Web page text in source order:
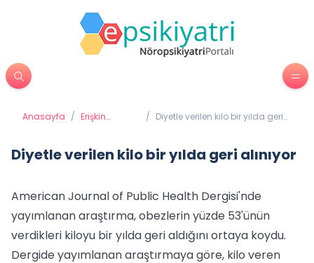
Anasayfa / Erişkin
/ Diyetle verilen kilo bir yılda geri
Diyetle verilen kilo bir yılda geri alınıyor
American Journal of Public Health Dergisi'nde
yayımlanan araştırma, obezlerin yüzde 53'ünün
verdikleri kiloyu bir yılda geri aldığını ortaya koydu.
Dergide yayımlanan araştırmaya göre, kilo veren